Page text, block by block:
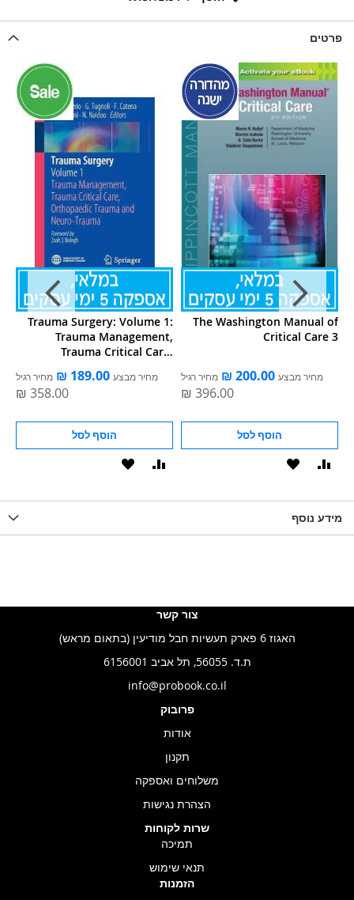
פרטים
Trauma Surgery: Volume 1:
Trauma Management,
Trauma Critical Care,
Neuro-Trauma
מחיר מבצע מחיר רגיל
הוסף לסל
הוסף
The Washington Manual of
Critical Care 3
מחיר מבצע מחיר רגיל
הוסף לסל
הוסף
מידע נוסף
צור קשר
האגוז 6 פארק תעשיות חבל מודיעין (בתאום מראש)
ת.ד. 56055, תל אביב 6156001
info@probook.co.il
פרובוק
אודות
תקנון
משלוחים ואספקה
הצהרת נגישות
שרות לקוחות
תמיכה
תנאי שימוש
הזמנות